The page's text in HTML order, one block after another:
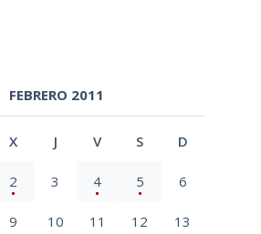
FEBRERO 2011
X J V S D
2 3 4 5 6
9 10 11 12 13